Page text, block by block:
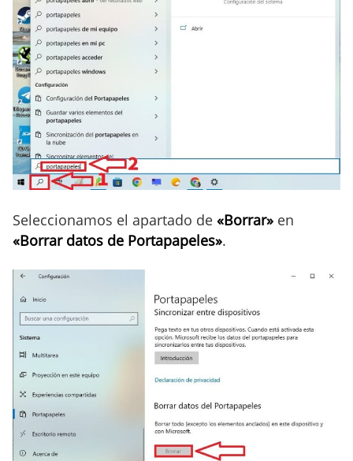
Seleccionamos el apartado de «Borrar» en
«Borrar datos de Portapapeles».